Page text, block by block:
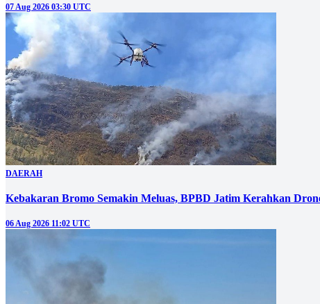
07 Aug 2026 03:30 UTC
DAERAH
Kebakaran Bromo Semakin Meluas, BPBD Jatim Kerahkan
06 Aug 2026 11:02 UTC